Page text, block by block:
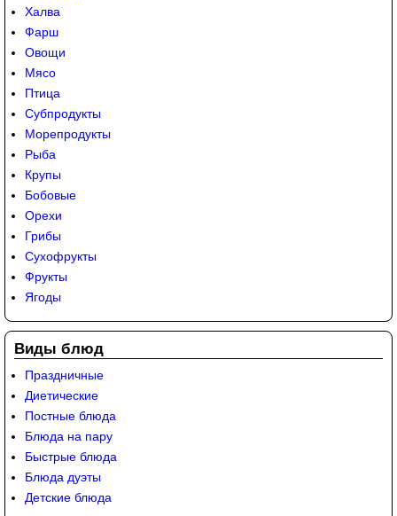
Халва
Фарш
Овощи
Мясо
Птица
Субпродукты
Морепродукты
Рыба
Крупы
Бобовые
Орехи
Грибы
Сухофрукты
Фрукты
Ягоды
Виды блюд
Праздничные
Диетические
Постные блюда
Блюда на пару
Быстрые блюда
Блюда дуэты
Детские блюда